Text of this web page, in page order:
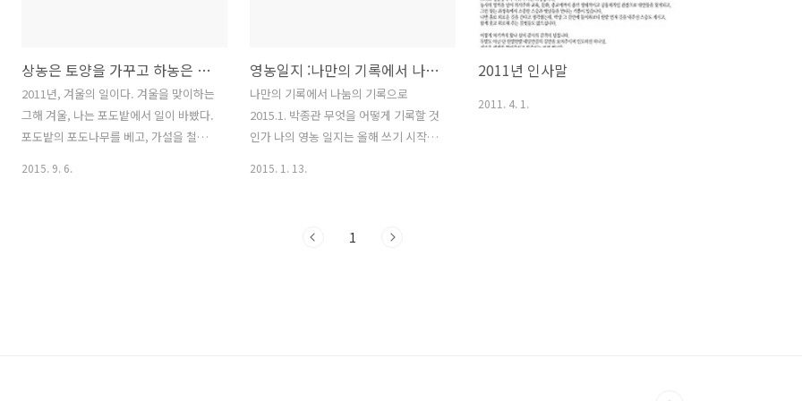
을 이룬 행복한 사람이다. 마을 적응하기
그런 허황된 꿈을 꾸었던 내가 우여곡절
끝에 귀농을 하고 농촌에 들어와 살게 되
었다. 귀농초기에는 20대의 새파랗게 젊
상농은 토양을 가꾸고 하농은 열매만 가꾼다
2011년, 겨울의 일이다. 겨울을 맞이하는
그해 겨울, 나는 포도밭에서 일이 바빴다.
포도밭의 포도나무를 베고, 가설을 철거
2015. 9. 6.
영농일지 :나만의 기록에서 나눔의 기록으로
나만의 기록에서 나눔의 기록으로
2015.1. 박종관 무엇을 어떻게 기록할 것
인가 나의 영농 일지는 올해 쓰기 시작한
지없다. 흔하고 흔한 농협에서 준 영농 일
2015. 1. 13.
2011년 인사말
2011. 4. 1.
1